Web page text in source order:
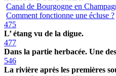
Canal de Bourgogne en
Comment fonctionne une écluse ?
475
L’ étang vu de la digue.
477
Dans la partie herbacée. Une
546
La rivière après les premières